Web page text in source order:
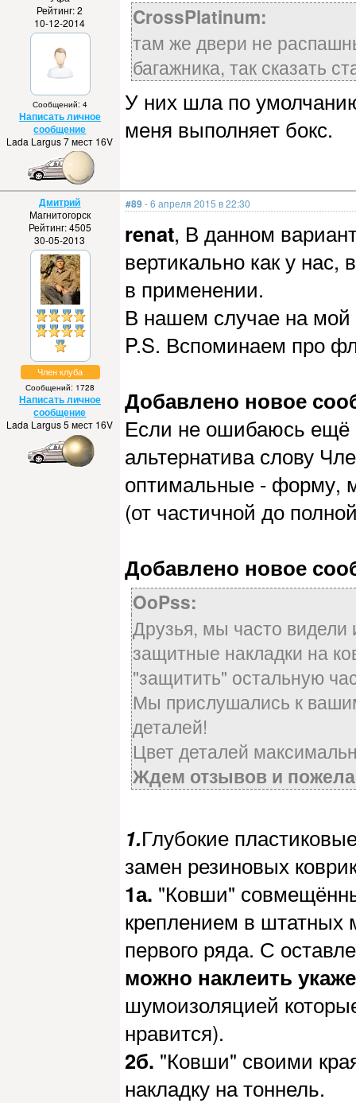
Рейтинг: 2
10-12-2014
Сообщений: 4
Написать личное
сообщение
Lada Largus 7 мест 16V
CrossPlatinum:
там же двери не
багажника, так сказать
У них шла по
меня выполняет бокс.
Дмитрий
Магнитогорск
Рейтинг: 4505
30-05-2013
Член клуба
Сообщений: 1728
Написать личное
сообщение
Lada Largus 5 мест 16V
#89- 6 апреля 2015 в 22:30
renat, В данном
вертикально как у нас,
в применении.
В нашем случае на мой
P.S. Вспоминаем про
Добавлено новое
Если не ошибаюсь ещё
альтернатива слову
оптимальные - форму,
(от частичной до
Добавлено новое
OoPss:
Друзья, мы часто
защитные накладки на
"защитить" остальную
Мы прислушались к
деталей!
Цвет деталей
Ждем отзывов и
1.Глубокие
замен резиновых
1а. "Ковши"
креплением в штатных
первого ряда. С
можно наклеить
шумоизоляцией
нравится).
2б. "Ковши" своими
накладку на тоннель.